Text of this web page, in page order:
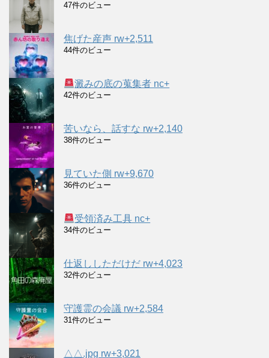
47件のビュー
焦げた産声 rw+2,511
44件のビュー
澱みの底の蒐集者 nc+
42件のビュー
苦いなら、話すな rw+2,140
38件のビュー
見ていた側 rw+9,670
36件のビュー
受領済み工具 nc+
34件のビュー
仕返ししただけだ rw+4,023
32件のビュー
守護霊の会議 rw+2,584
31件のビュー
△△.jpg rw+3,021